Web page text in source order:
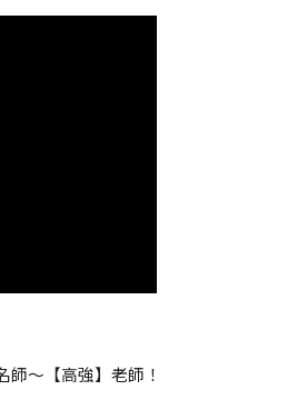
～【高強】老師！